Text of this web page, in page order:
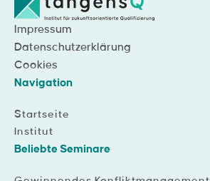
Impressum
Datenschutzerklärung
Cookies
Navigation
Startseite
Institut
Beliebte Seminare